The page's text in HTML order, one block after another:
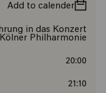
Add to calender
in das Konzert
Kölner Philharmonie
20:00
21:10